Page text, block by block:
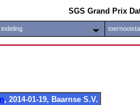
SGS Grand Prix
indeling
, 2014-01-19, Baarnse S.V.